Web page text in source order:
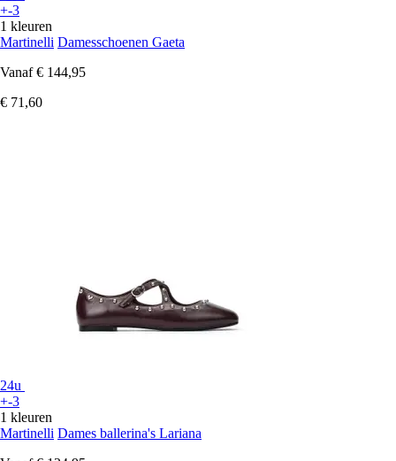
+-3
1 kleuren
Martinelli Damesschoenen Gaeta
Vanaf € 144,95
€ 71,60
24u
+-3
1 kleuren
Martinelli Dames ballerina's Lariana